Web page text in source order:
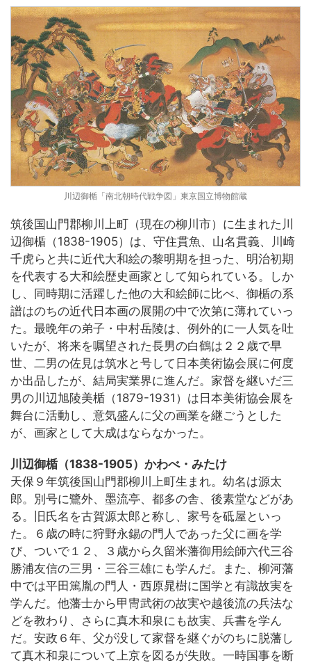
川辺御楯「南北朝時代戦争図」東京国立博物館蔵
筑後国山門郡柳川上町（現在の柳川市）に生まれた川
辺御楯（1838-1905）は、守住貫魚、山名貫義、川崎
千虎らと共に近代大和絵の黎明期を担った、明治初期
を代表する大和絵歴史画家として知られている。しか
し、同時期に活躍した他の大和絵師に比べ、御楯の系
譜はのちの近代日本画の展開の中で次第に薄れていっ
た。最晩年の弟子・中村岳陵は、例外的に一人気を吐
いたが、将来を嘱望された長男の白鶴は２２歳で早
世、二男の佐見は筑水と号して日本美術協会展に何度
か出品したが、結局実業界に進んだ。家督を継いだ三
男の川辺旭陵美楯（1879-1931）は日本美術協会展を
舞台に活動し、意気盛んに父の画業を継ごうとした
が、画家として大成はならなかった。
川辺御楯（1838-1905）かわべ・みたけ
天保９年筑後国山門郡柳川上町生まれ。幼名は源太
郎。別号に鷺外、墨流亭、都多の舎、後素堂などがあ
る。旧氏名を古賀源太郎と称し、家号を砥屋といっ
た。６歳の時に狩野永錫の門人であった父に画を学
び、ついで１２、３歳から久留米藩御用絵師六代三谷
勝浦友信の三男・三谷三雄にも学んだ。また、柳河藩
中では平田篤胤の門人・西原晁樹に国学と有識故実を
学んだ。他藩士から甲冑武術の故実や越後流の兵法な
どを教わり、さらに真木和泉にも故実、兵書を学ん
だ。安政６年、父が没して家督を継ぐがのちに脱藩し
て真木和泉について上京を図るが失敗。一時国事を断